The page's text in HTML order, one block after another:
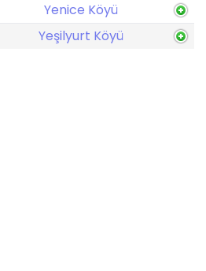
Yenice Köyü
Yeşilyurt Köyü